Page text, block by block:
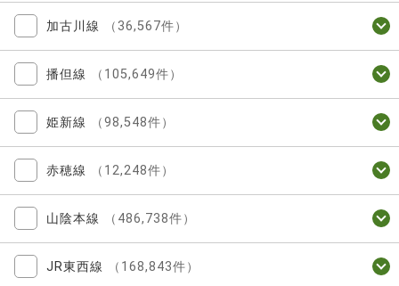
加古川線 （36,567件）
播但線 （105,649件）
姫新線 （98,548件）
赤穂線 （12,248件）
山陰本線 （486,738件）
JR東西線 （168,843件）